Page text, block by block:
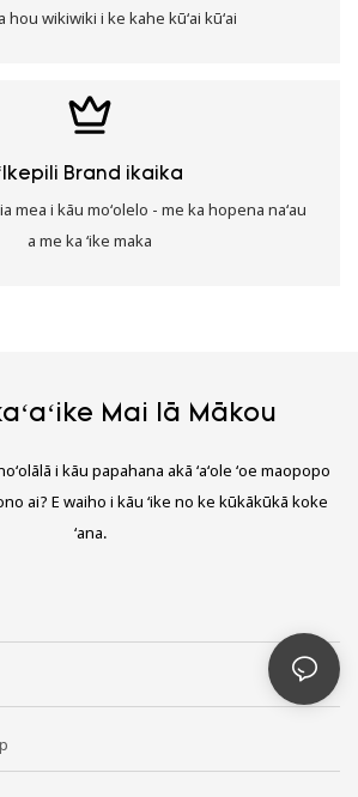
hou wikiwiki i ke kahe kūʻai kūʻai
Brand ikaika
mea i kāu moʻolelo - me ka hopena naʻau
a me ka ʻike maka
Mai Iā Mākou
i kāu papahana akā ʻaʻole ʻoe maopopo
ai? E waiho i kāu ʻike no ke kūkākūkā koke
ʻana.